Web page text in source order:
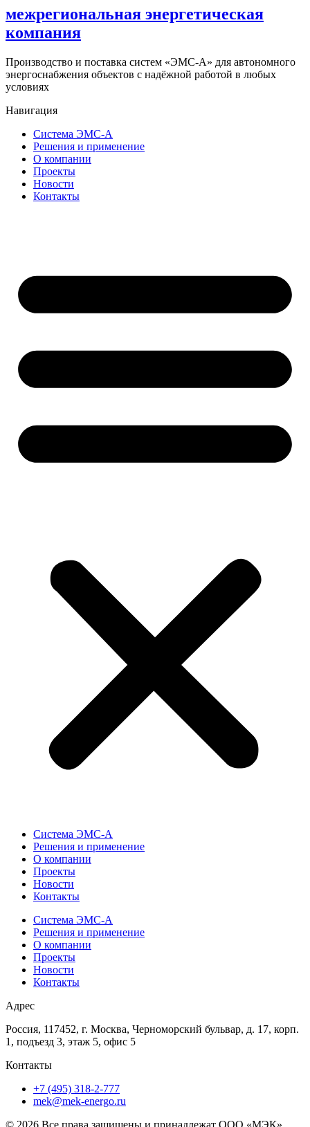
межрегиональная энергетическая
компания
Производство и поставка систем «ЭМС-А» для автономного
энергоснабжения объектов с надёжной работой в любых
условиях
Навигация
Система ЭМС-А
Решения и применение
О компании
Проекты
Новости
Контакты
Система ЭМС-А
Решения и применение
О компании
Проекты
Новости
Контакты
Система ЭМС-А
Решения и применение
О компании
Проекты
Новости
Контакты
Адрес
Россия, 117452, г. Москва, Черноморский бульвар, д. 17, корп.
1, подъезд 3, этаж 5, офис 5
Контакты
+7 (495) 318-2-777
mek@mek-energo.ru
© 2026 Все права защищены и принадлежат ООО «МЭК»